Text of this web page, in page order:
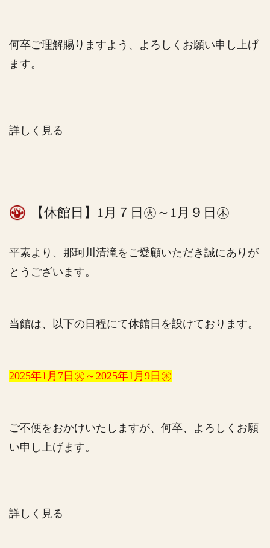
何卒ご理解賜りますよう、よろしくお願い申し上げ
ます。
詳しく見る
【休館日】1月７日㊋～1月９日㊍
平素より、那珂川清滝をご愛顧いただき誠にありが
とうございます。
当館は、以下の日程にて休館日を設けております。
2025年1月7日㊋～2025年1月9日㊍
ご不便をおかけいたしますが、何卒、よろしくお願
い申し上げます。
詳しく見る